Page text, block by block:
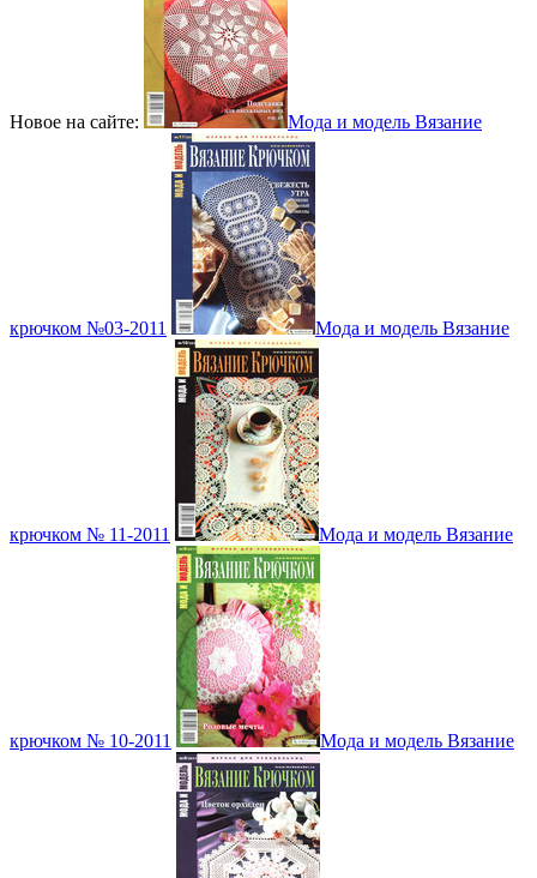
Новое на сайте: Мода и модель Вязание
крючком №03-2011 Мода и модель Вязание
крючком № 11-2011 Мода и модель Вязание
крючком № 10-2011 Мода и модель Вязание